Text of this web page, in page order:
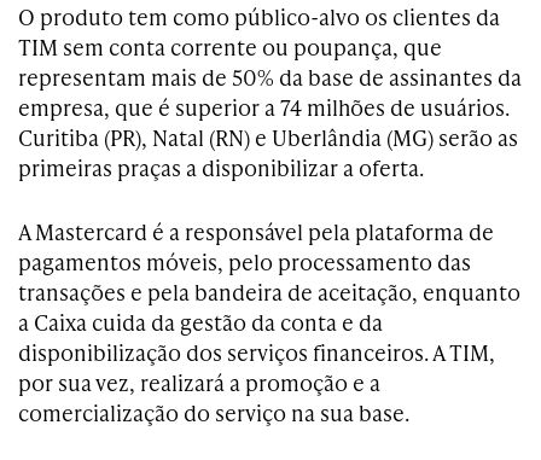
O produto tem como público-alvo os clientes da
TIM sem conta corrente ou poupança, que
representam mais de 50% da base de assinantes da
empresa, que é superior a 74 milhões de usuários.
Curitiba (PR), Natal (RN) e Uberlândia (MG) serão as
primeiras praças a disponibilizar a oferta.
A Mastercard é a responsável pela plataforma de
pagamentos móveis, pelo processamento das
transações e pela bandeira de aceitação, enquanto
a Caixa cuida da gestão da conta e da
disponibilização dos serviços financeiros. A TIM,
por sua vez, realizará a promoção e a
comercialização do serviço na sua base.